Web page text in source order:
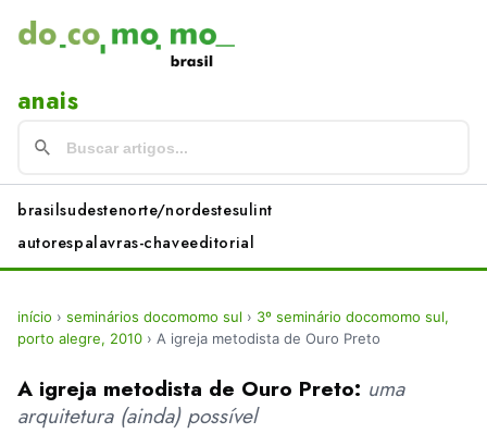
anais
brasilsudestenorte/nordestesulint
autorespalavras-chaveeditorial
início › seminários docomomo sul › 3º seminário docomomo sul,
porto alegre, 2010 › A igreja metodista de Ouro Preto
A igreja metodista de Ouro Preto: uma
arquitetura (ainda) possível